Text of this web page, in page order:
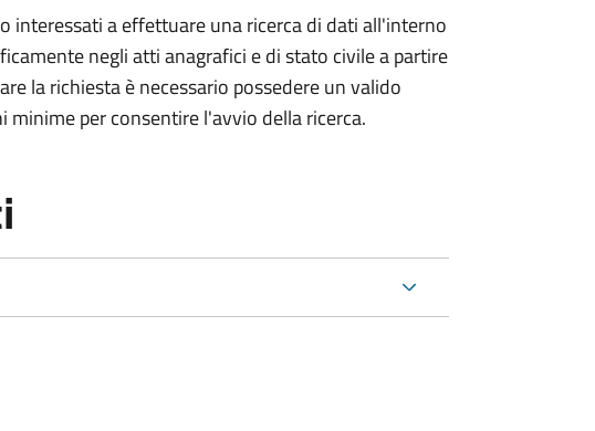
interessati a effettuare una ricerca di dati all'interno
negli atti anagrafici e di stato civile a partire
la richiesta è necessario possedere un valido
per consentire l'avvio della ricerca.